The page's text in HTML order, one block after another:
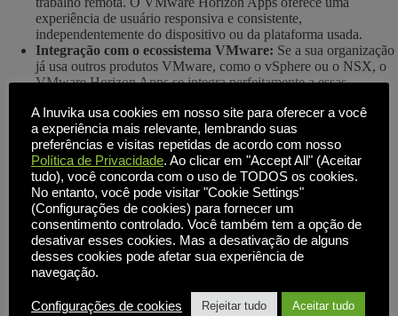
experiência de usuário responsiva e consistente,
independentemente do dispositivo ou da plataforma usada.
Integração com o ecossistema VMware: Se a sua organização
já usa outros produtos VMware, como o vSphere ou o NSX, o
VMware Horizon Apps se integra perfeitamente a essas
A Inuvika usa cookies em nosso site para oferecer a você
a experiência mais relevante, lembrando suas
preferências e visitas repetidas de acordo com nosso
Política de Privacidade. Ao clicar em "Accept All" (Aceitar
tudo), você concorda com o uso de TODOS os cookies.
No entanto, você pode visitar "Cookie Settings"
(Configurações de cookies) para fornecer um
consentimento controlado. Você também tem a opção de
desativar esses cookies. Mas a desativação de alguns
desses cookies pode afetar sua experiência de
navegação.
Configurações de cookies Rejeitar tudo Aceitar tudo